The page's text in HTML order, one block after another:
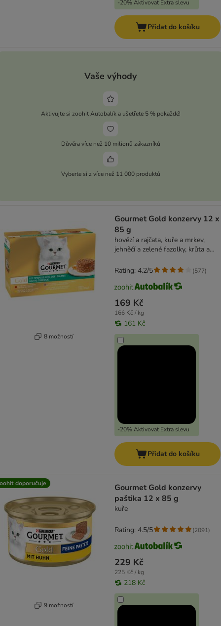
-20% Aktivovat Extra slevu
Přidat do košíku
Vaše výhody
Aktivujte si zoohit Autobalík a ušetřete 5 % pokaždé!
Důvěra více než 10 milionů zákazníků
Vyberte si z více než 11 000 produktů
8 možností
Gourmet Gold konzervy 12 x
85 g
hovězí a rajčata, kuře a mrkev,
jehněčí a zelené fazolky, krůta a
169 Kč
166 Kč / kg
161 Kč
-20% Aktivovat Extra slevu
Rating: 4.2/5 (577)
Přidat do košíku
doporučuje
9 možností
Gourmet Gold konzervy
paštika 12 x 85 g
kuře
229 Kč
225 Kč / kg
218 Kč
Rating: 4.5/5 (2091)